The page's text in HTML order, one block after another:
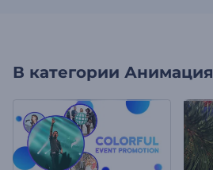
В категории Анимация